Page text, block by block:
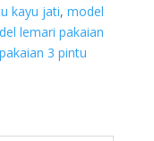
kayu jati, model
lemari pakaian
3 pintu